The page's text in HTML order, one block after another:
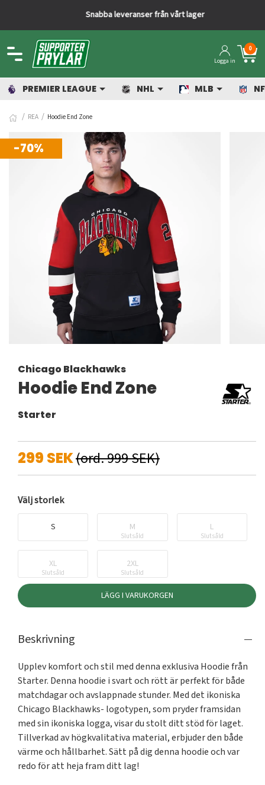
Snabba leveranser från vårt lager
Logga in
0
PREMIER LEAGUE NHL MLB
REA Hoodie End Zone
-70%
Chicago Blackhawks
Hoodie End Zone
Starter
299 SEK(ord. 999 SEK)
Välj storlek
S M
Slutsåld
L
Slutsåld
XL
Slutsåld
2XL
Slutsåld
LÄGG I VARUKORGEN
Beskrivning
Upplev komfort och stil med denna exklusiva Hoodie från
Starter. Denna hoodie i svart och rött är perfekt för både
matchdagar och avslappnade stunder. Med det ikoniska
Chicago Blackhawks- logotypen, som pryder framsidan
med sin ikoniska logga, visar du stolt ditt stöd för laget.
Tillverkad av högkvalitativa material, erbjuder den både
värme och hållbarhet. Sätt på dig denna hoodie och var
redo för att heja fram ditt lag!